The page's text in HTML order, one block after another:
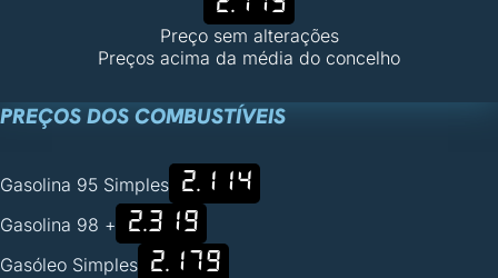
Preço sem alterações
Preços acima da média do concelho
PREÇOS DOS COMBUSTÍVEIS
Gasolina 95 Simples 2.114
Gasolina 98 + 2.319
Gasóleo Simples 2.179